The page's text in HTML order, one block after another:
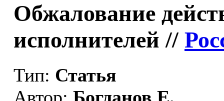
Обжалование
исполнителей //
Тип: Статья
Автор: Богданов Е.